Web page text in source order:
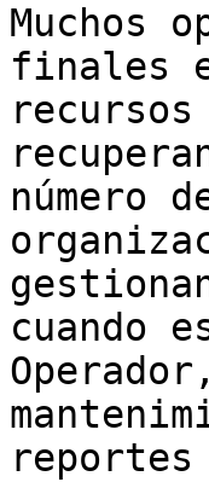
Muchos
finales
número
cuando